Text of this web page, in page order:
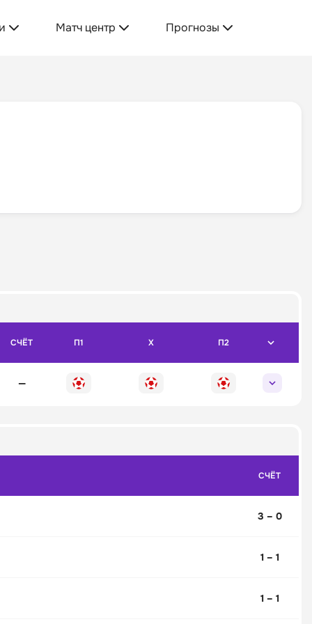
Матч центр Прогнозы
СЧЁТ П1 X П2
—
СЧЁТ
3 – 0
1 – 1
1 – 1